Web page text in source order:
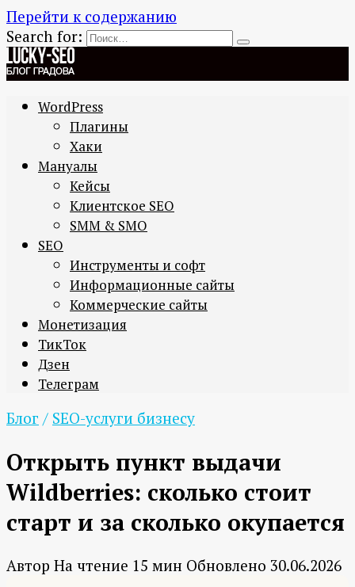
Перейти к содержанию
Search for:
WordPress
Плагины
Хаки
Мануалы
Кейсы
Клиентское SEO
SMM & SMO
SEO
Инструменты и софт
Информационные сайты
Коммерческие сайты
Монетизация
ТикТок
Дзен
Телеграм
Блог / SEO-услуги бизнесу
Открыть пункт выдачи
Wildberries: сколько стоит
старт и за сколько окупается
Автор На чтение 15 мин Обновлено 30.06.2026